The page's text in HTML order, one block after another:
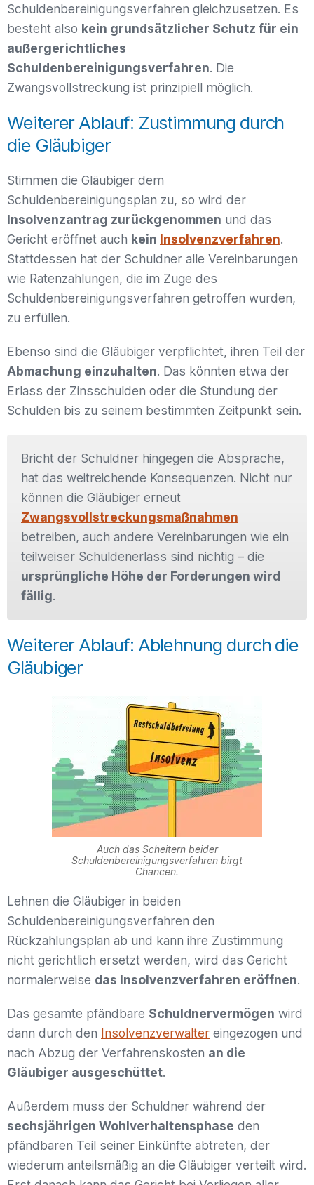
Schuldenbereinigungsverfahren gleichzusetzen. Es
besteht also kein grundsätzlicher Schutz für ein
außergerichtliches
Schuldenbereinigungsverfahren. Die
Zwangsvollstreckung ist prinzipiell möglich.
Weiterer Ablauf: Zustimmung durch
die Gläubiger
Stimmen die Gläubiger dem
Schuldenbereinigungsplan zu, so wird der
Insolvenzantrag zurückgenommen und das
Gericht eröffnet auch kein Insolvenzverfahren.
Stattdessen hat der Schuldner alle Vereinbarungen
wie Ratenzahlungen, die im Zuge des
Schuldenbereinigungsverfahren getroffen wurden,
zu erfüllen.
Ebenso sind die Gläubiger verpflichtet, ihren Teil der
Abmachung einzuhalten. Das könnten etwa der
Erlass der Zinsschulden oder die Stundung der
Schulden bis zu seinem bestimmten Zeitpunkt sein.
Bricht der Schuldner hingegen die Absprache,
hat das weitreichende Konsequenzen. Nicht nur
können die Gläubiger erneut
Zwangsvollstreckungsmaßnahmen
betreiben, auch andere Vereinbarungen wie ein
teilweiser Schuldenerlass sind nichtig – die
ursprüngliche Höhe der Forderungen wird
fällig.
Weiterer Ablauf: Ablehnung durch die
Gläubiger
Auch das Scheitern beider
Schuldenbereinigungsverfahren birgt
Chancen.
Lehnen die Gläubiger in beiden
Schuldenbereinigungsverfahren den
Rückzahlungsplan ab und kann ihre Zustimmung
nicht gerichtlich ersetzt werden, wird das Gericht
normalerweise das Insolvenzverfahren eröffnen.
Das gesamte pfändbare Schuldnervermögen wird
dann durch den Insolvenzverwalter eingezogen und
nach Abzug der Verfahrenskosten an die
Gläubiger ausgeschüttet.
Außerdem muss der Schuldner während der
sechsjährigen Wohlverhaltensphase den
pfändbaren Teil seiner Einkünfte abtreten, der
wiederum anteilsmäßig an die Gläubiger verteilt wird.